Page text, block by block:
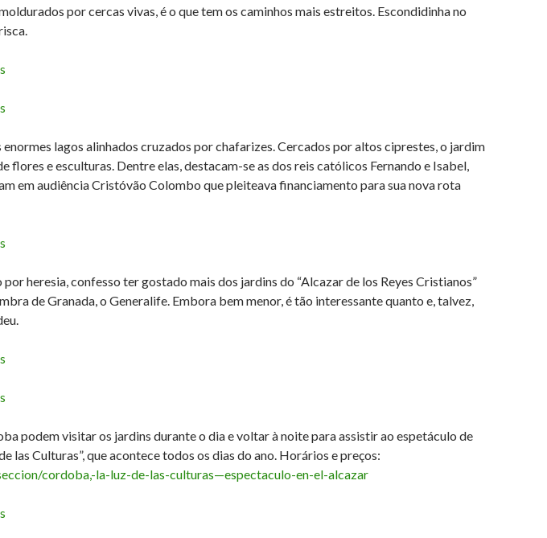
por cercas vivas, é o que tem os caminhos mais estreitos. Escondidinha no
lagos alinhados cruzados por chafarizes. Cercados por altos ciprestes, o jardim
flores e esculturas. Dentre elas, destacam-se as dos reis católicos Fernando e Isabel,
em audiência Cristóvão Colombo que pleiteava financiamento para sua nova rota
heresia, confesso ter gostado mais dos jardins do “Alcazar de los Reyes Cristianos”
de Granada, o Generalife. Embora bem menor, é tão interessante quanto e, talvez,
podem visitar os jardins durante o dia e voltar à noite para assistir ao espetáculo de
las Culturas”, que acontece todos os dias do ano. Horários e preços:
cordoba,-la-luz-de-las-culturas—espectaculo-en-el-alcazar